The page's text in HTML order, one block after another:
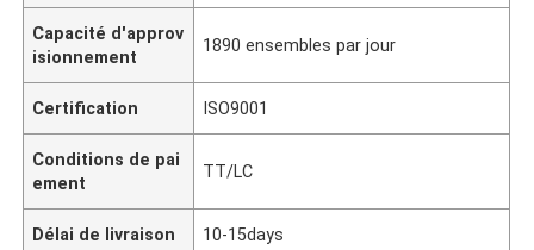
Capacité d'approv
isionnement
1890 ensembles par jour
Certification ISO9001
Conditions de pai
ement
TT/LC
Délai de livraison 10-15days